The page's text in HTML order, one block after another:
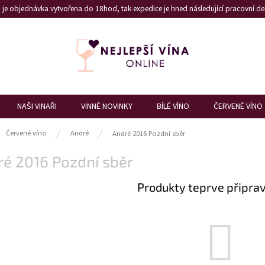
objednávka vytvořena do 18hod, tak expedice je hned následující pracovní
NAŠI VINAŘI VINNÉ NOVINKY BÍLÉ VÍNO ČERVENÉ VÍNO
Červené víno André André 2016 Pozdní sběr
2016 Pozdní sběr
Produkty teprve